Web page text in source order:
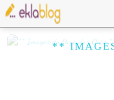
**